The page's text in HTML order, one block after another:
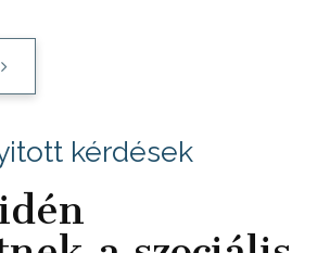
kérdések